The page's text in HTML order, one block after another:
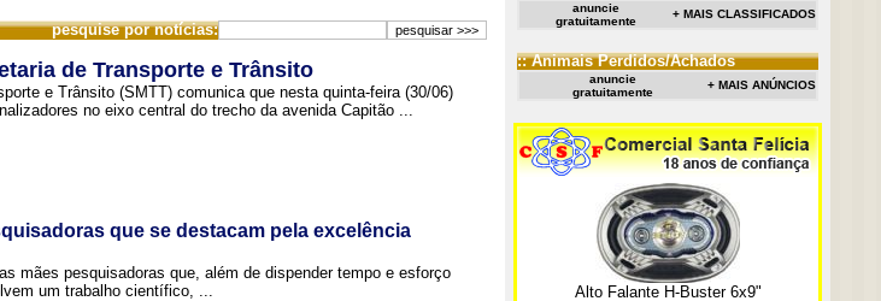
pesquise por notícias:
de Transporte e Trânsito
e Trânsito (SMTT) comunica que nesta quinta-feira (30/06)
no eixo central do trecho da avenida Capitão ...
que se destacam pela excelência
mães pesquisadoras que, além de dispender tempo e esforço
um trabalho científico, ...
anuncie
gratuitamente
+ MAIS CLASSIFICADOS
:: Animais Perdidos/Achados
anuncie
gratuitamente
+ MAIS ANÚNCIOS